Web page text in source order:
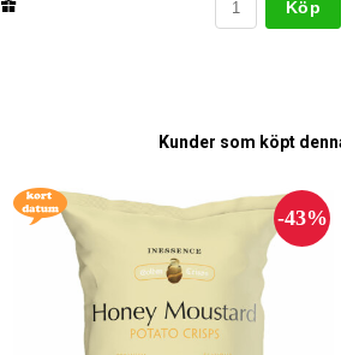
Köp
Kunder som köpt